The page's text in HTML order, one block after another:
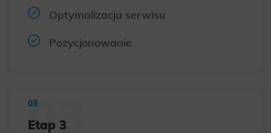
Optymalizacja serwisu
Pozycjonowanie
Etap 3